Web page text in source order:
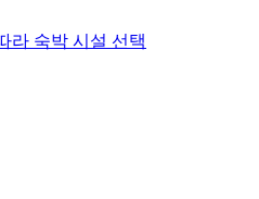
라 숙박 시설 선택